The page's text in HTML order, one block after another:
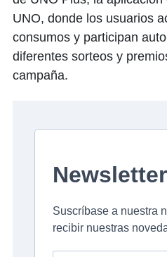
UNO, donde los usuarios
consumos y participan
diferentes sorteos y
campaña.